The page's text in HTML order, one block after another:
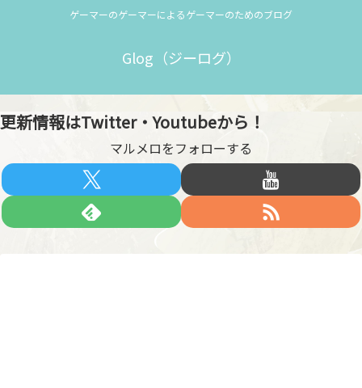
ゲーマーのゲーマーによるゲーマーのためのブログ
Glog（ジーログ）
更新情報はTwitter・Youtubeから！
マルメロをフォローする